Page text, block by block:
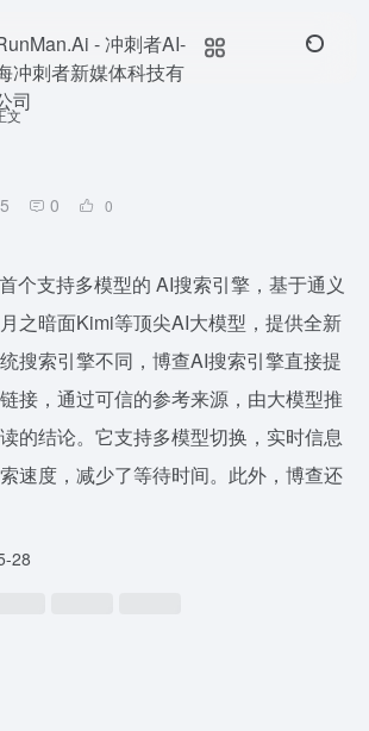
文
0 0
个支持多模型的 AI搜索引擎，基于通义
之暗面Kimi等顶尖AI大模型，提供全新
搜索引擎不同，博查AI搜索引擎直接提
接，通过可信的参考来源，由大模型推
的结论。它支持多模型切换，实时信息
速度，减少了等待时间。此外，博查还
28